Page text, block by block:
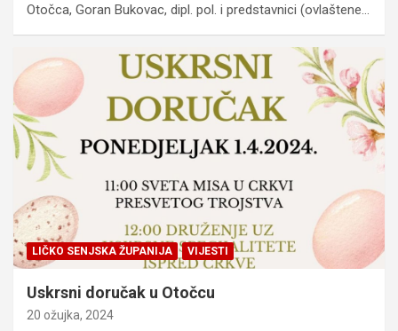
Otočca, Goran Bukovac, dipl. pol. i predstavnici (ovlaštene…
LIČKO SENJSKA ŽUPANIJA VIJESTI
Uskrsni doručak u Otočcu
20 ožujka, 2024